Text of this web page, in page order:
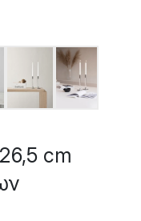
cm